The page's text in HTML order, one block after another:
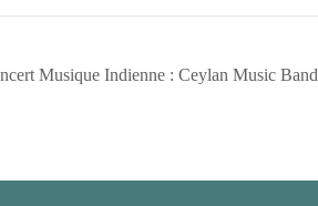
Musique Indienne : Ceylan Music Band